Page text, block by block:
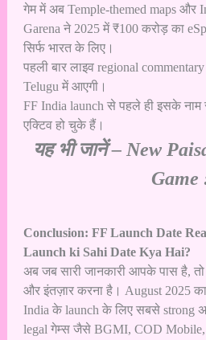
गेम में अब Temple-themed maps और
Garena ने 2025 में ₹100 करोड़ का
सिर्फ भारत के लिए।
पहली बार लाइव regional
Telugu में आएगी।
FF India launch से पहले ही इसके
एक्टिव हो चुके हैं।
यह भी जानें – New
Game
Conclusion: FF Launch Date
Launch ki Sahi Date Kya Hai?
अब जब सारी जानकारी आपके पास है,
और इंतज़ार करना है। August 2025 का
India के launch के लिए सबसे strong
legal गेम्स जैसे BGMI, COD